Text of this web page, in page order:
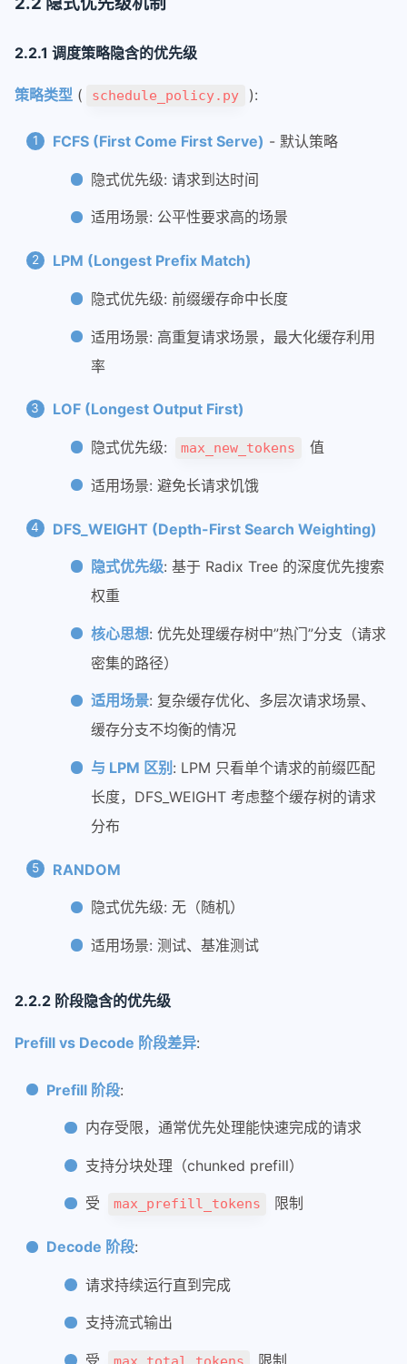
2.2.1 调度策略隐含的优先级
策略类型 ( schedule_policy.py ):
FCFS (First Come First Serve) - 默认策略
隐式优先级: 请求到达时间
适用场景: 公平性要求高的场景
LPM (Longest Prefix Match)
隐式优先级: 前缀缓存命中长度
适用场景: 高重复请求场景，最大化缓存利用
率
LOF (Longest Output First)
隐式优先级: max_new_tokens 值
适用场景: 避免长请求饥饿
DFS_WEIGHT (Depth-First Search Weighting)
隐式优先级: 基于 Radix Tree 的深度优先搜索
权重
核心思想: 优先处理缓存树中”热门”分支（请求
密集的路径）
适用场景: 复杂缓存优化、多层次请求场景、
缓存分支不均衡的情况
与 LPM 区别 : LPM 只看单个请求的前缀匹配
长度，DFS_WEIGHT 考虑整个缓存树的请求
分布
RANDOM
隐式优先级: 无（随机）
适用场景: 测试、基准测试
2.2.2 阶段隐含的优先级
Prefill vs Decode 阶段差异:
Prefill 阶段:
内存受限，通常优先处理能快速完成的请求
支持分块处理（chunked prefill）
受 max_prefill_tokens 限制
Decode 阶段:
请求持续运行直到完成
支持流式输出
受 限制
tutorials
website
三种不同的代码块测试
markdown render preview
mmedia
配置公式
部署easyimage图床